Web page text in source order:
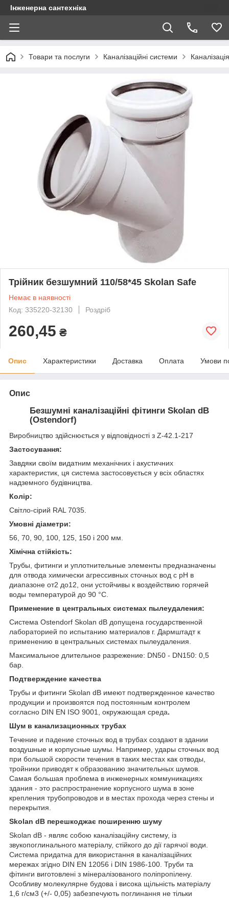
Інженерна сантехніка
Товари та послуги Каналізаційні системи
Трійник безшумний 110/58*45 Skolan Safe
Немає в наявності
Код: 335220-32130
Роздріб
260,45 ₴
Опис Характеристики Доставка Оплата Умови
Опис
Безшумні каналізаційні фітинги Skolan dB
(Ostendorf)
Виробництво здійснюється у відповідності з Z-42.1-217
Застосування:
Завдяки своїм видатним механічних і акустичних
характеристик, ця система застосовується у всіх областях
надземного будівництва.
Колір:
Світло-сірий RAL 7035.
Умовні діаметри:
56, 70, 90, 100, 125, 150 і 200 мм.
Хімічна стійкість:
Трубы, фитинги и уплотнительные элементы предназначены
для отвода химически агрессивных сточных вод с pH в
диапазоне от2 до12, они устойчивы к воздействию горячей
воды температурой до 90 °С.
Применение в центральных системах пылеудаления:
Система Ostendorf Skolan dB допущена государственной
лабораторией по испытанию материалов г. Дармштадт к
применению в центральных системах пылеудаления.
Максимальное длительное разрежение: DN50 - DN150: 0,5
бар.
Подтверждение качества
Трубы и фитинги Skolan dB имеют подтвержденное качество
продукции и произвоятся под постоянным контролем
согласно DIN EN ISO 9001, окружающая среда.
Шум в канализационных трубах
Течение и падение сточных вод в трубах создают в здании
воздушные и корпусные шумы. Например, удары сточных вод
при большой скорости течения в таких местах как отводы,
тройники приводят к образованию значительных шумов.
Самая большая проблема в инженерных коммуникациях
здания - это распространение корпусного шума в зоне
крепления трубопроводов и в местах прохода через стены и
перекрытия.
Skolan dB перешкоджає поширенню шуму
Skolan dB - являє собою каналізаційну систему, із
звукопоглинального матеріалу, стійкого до дії гарячої води.
Система придатна для використання в каналізаційних
мережах згідно DIN EN 12056 і DIN 1986-100. Труби та
фітинги виготовлені з мінералізованого поліпропілену.
Особливу молекулярне будова і висока щільність матеріалу
1,6 г/см3 (+/- 0,05) забезпечують поглинання не тільки